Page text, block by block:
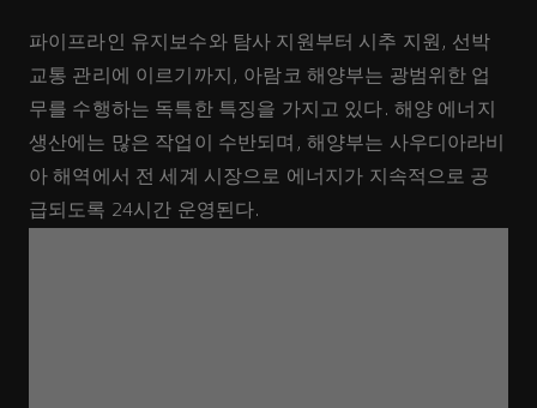
파이프라인 유지보수와 탐사 지원부터 시추 지원, 선박
교통 관리에 이르기까지, 아람코 해양부는 광범위한 업
무를 수행하는 독특한 특징을 가지고 있다. 해양 에너지
생산에는 많은 작업이 수반되며, 해양부는 사우디아라비
아 해역에서 전 세계 시장으로 에너지가 지속적으로 공
급되도록 24시간 운영된다.